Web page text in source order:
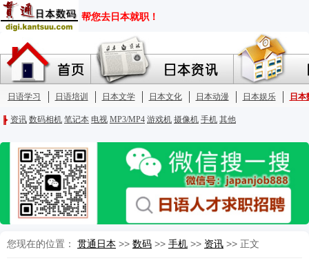
您现在的位置： 贯通日本 >> 数码 >> 手机 >> 资讯 >> 正文